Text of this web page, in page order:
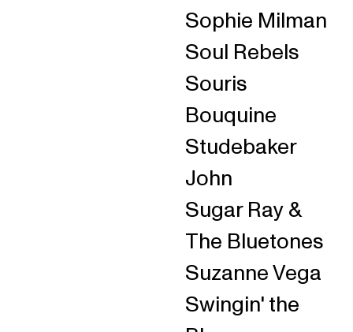
Sophie Milman
Soul Rebels
Souris
Bouquine
Studebaker
John
Sugar Ray &
The Bluetones
Suzanne Vega
Swingin' the